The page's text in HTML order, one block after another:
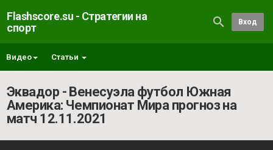
Flashscore.su - Стратегии на
спорт
Вход
Видео Статьи
Эквадор - Венесуэла футбол Южная
Америка: Чемпионат Мира прогноз на
матч 12.11.2021